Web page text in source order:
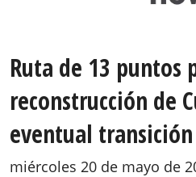
Ruta de 13 puntos
reconstrucción de
eventual
miércoles 20 de mayo de